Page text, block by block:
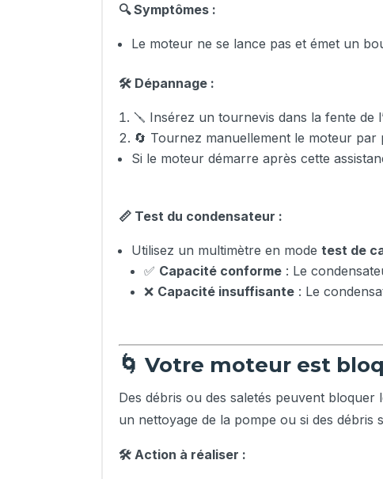
🔍 Symptômes :
Le moteur ne se lance pas et émet un
🛠️ Dépannage :
🪛 Insérez un tournevis dans la fente de
🔄 Tournez manuellement le moteur
Si le moteur démarre après cette
📏 Test du condensateur :
Utilisez un multimètre en mode test de
✅ Capacité conforme: Le
❌ Capacité insuffisante: Le
🌀 Votre moteur est
Des débris ou des saletés peuvent
un nettoyage de la pompe ou si des débris
🛠️ Action à réaliser :